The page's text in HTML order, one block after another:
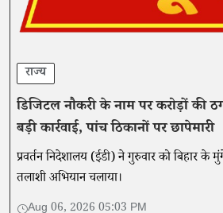
राज्य
डिजिटल नौकरी के नाम पर करोड़ों की
बड़ी कार्रवाई, पांच ठिकानों पर छापेमारी
प्रवर्तन निदेशालय (ईडी) ने गुरुवार को बिहार के
तलाशी अभियान चलाया।
Aug 06, 2026 05:03 PM